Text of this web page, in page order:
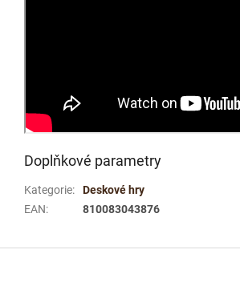
Doplňkové parametry
Kategorie:
Deskové hry
EAN: 810083043876